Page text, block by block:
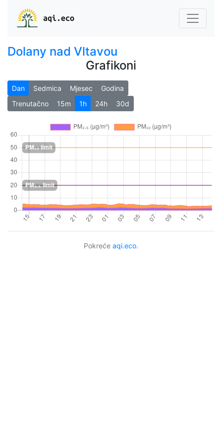
aqi.eco
Dolany nad Vltavou
Grafikoni
Dan Sedmica Mjesec
Godina
Trenutačno
15m 1h 24h 30d
Pokreće aqi.eco.